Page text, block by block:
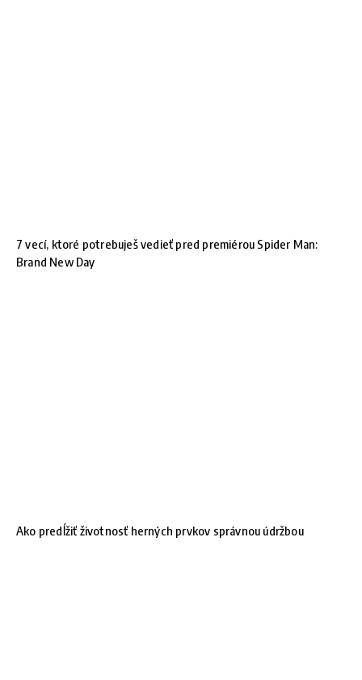
7 vecí, ktoré potrebuješ vedieť pred premiérou Spider Man:
Brand New Day
Ako predĺžiť životnosť herných prvkov správnou údržbou